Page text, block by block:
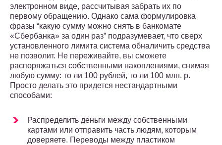
электронном виде, рассчитывая забрать их по
первому обращению. Однако сама формулировка
фразы “какую сумму можно снять в банкомате
«Сбербанка» за один раз” подразумевает, что сверх
установленного лимита система обналичить средства
не позволит. Не переживайте, вы сможете
распоряжаться собственными накоплениями, снимая
любую сумму: то ли 100 рублей, то ли 100 млн. р.
Просто делать это придется нестандартными
способами:
Распределить деньги между собственными
картами или отправить часть людям, которым
доверяете. Переводы между пластиком